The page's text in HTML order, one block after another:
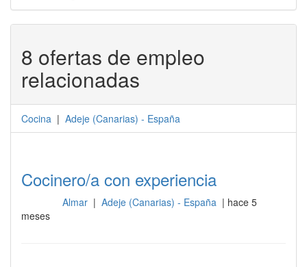
8 ofertas de empleo
relacionadas
Cocina | Adeje (Canarias) - España
Cocinero/a con experiencia
Almar | Adeje (Canarias) - España | hace 5
meses